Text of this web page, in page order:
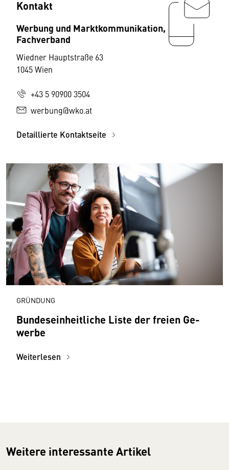
Kontakt
Werbung und Marktkommunikation,
Fachverband
Wiedner Hauptstraße 63
1045 Wien
+43 5 90900 3504
werbung@wko.at
Detaillierte Kontaktseite
GRÜNDUNG
Bundes­einheitliche Liste der freien Ge­
werbe
Weiterlesen
Weitere interessante Artikel